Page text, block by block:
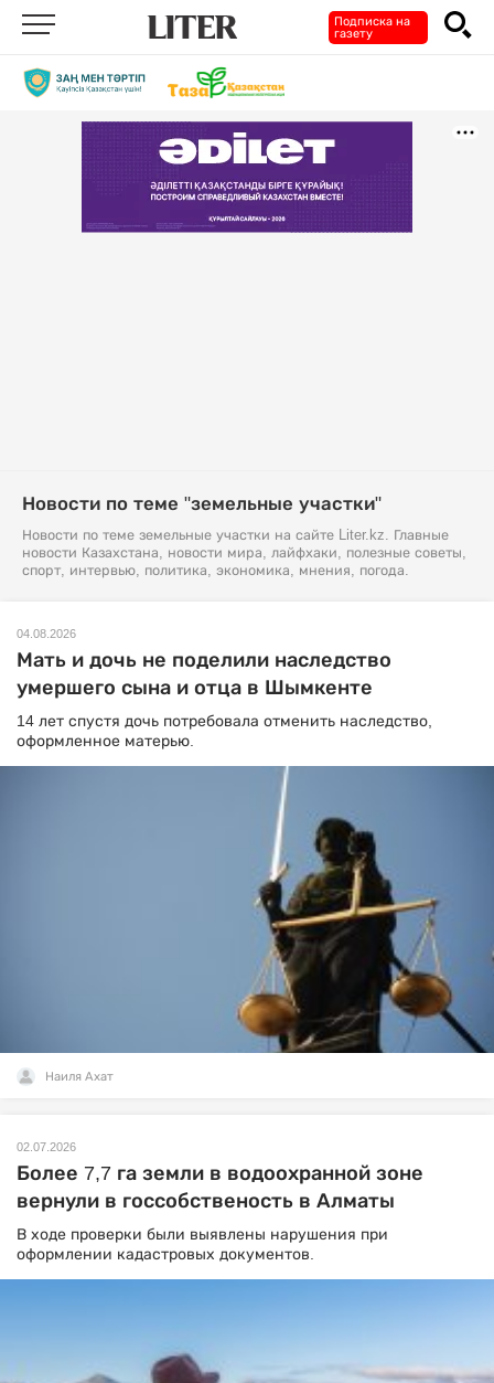
Подписка на
газету
Новости по теме "земельные участки"
Новости по теме земельные участки на сайте Liter.kz. Главные
новости Казахстана, новости мира, лайфхаки, полезные советы,
спорт, интервью, политика, экономика, мнения, погода.
04.08.2026
Мать и дочь не поделили наследство
умершего сына и отца в Шымкенте
14 лет спустя дочь потребовала отменить наследство,
оформленное матерью.
Наиля Ахат
02.07.2026
Более 7,7 га земли в водоохранной зоне
вернули в госсобственость в Алматы
В ходе проверки были выявлены нарушения при
оформлении кадастровых документов.